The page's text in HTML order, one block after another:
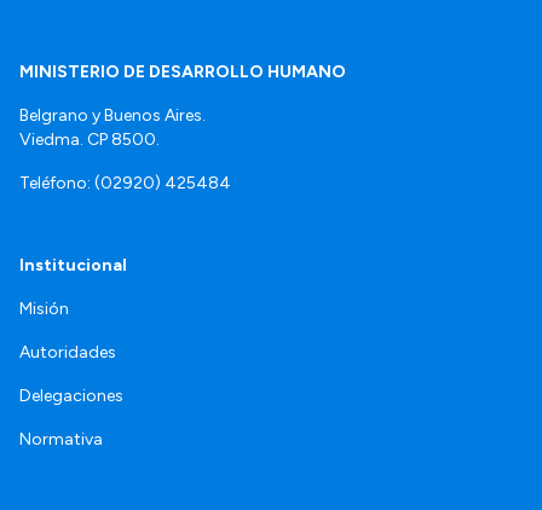
MINISTERIO DE DESARROLLO HUMANO
Belgrano y Buenos Aires.
Viedma. CP 8500.
Teléfono: (02920) 425484
Institucional
Misión
Autoridades
Delegaciones
Normativa